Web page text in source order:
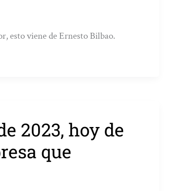
esto viene de Ernesto Bilbao.
2023, hoy de
que